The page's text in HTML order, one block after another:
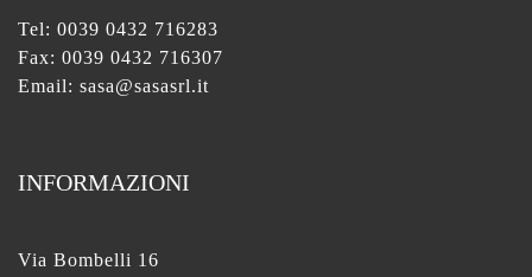
Tel: 0039 0432 716283
Fax: 0039 0432 716307
Email: sasa@sasasrl.it
INFORMAZIONI
Via Bombelli 16